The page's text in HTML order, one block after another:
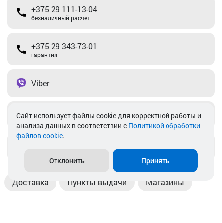
+375 29 111-13-04
безналичный расчет
+375 29 343-73-01
гарантия
Viber
Telegram
Доставка Пункты выдачи Магазины
Cайт использует файлы cookie для корректной работы и
анализа данных в соответствии с Политикой обработки
файлов cookie.
Отклонить Принять